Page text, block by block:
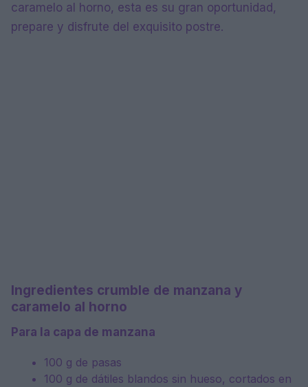
caramelo al horno, esta es su gran oportunidad,
prepare y disfrute del exquisito postre.
Ingredientes crumble de manzana y
caramelo al horno
Para la capa de manzana
100 g de pasas
100 g de dátiles blandos sin hueso, cortados en